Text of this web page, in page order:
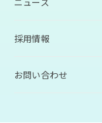
採用情報
お問い合わせ